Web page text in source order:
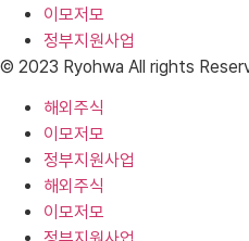
이모저모
정부지원사업
© 2023 Ryohwa All rights
해외주식
이모저모
정부지원사업
해외주식
이모저모